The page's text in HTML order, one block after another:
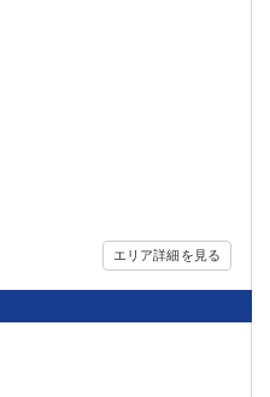
エリア詳細を見る